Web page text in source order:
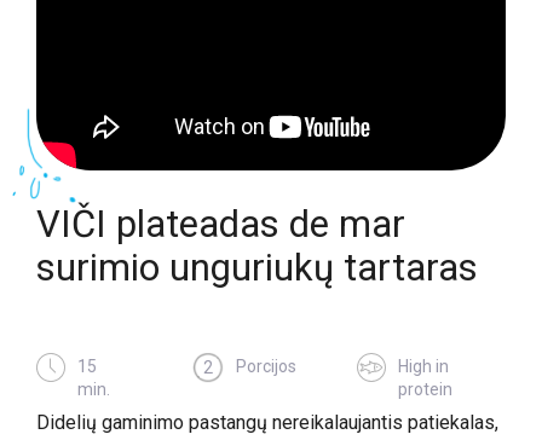
VIČI plateadas de mar
surimio unguriukų tartaras
15
min.
2 Porcijos
High in
protein
Didelių gaminimo pastangų nereikalaujantis patiekalas,